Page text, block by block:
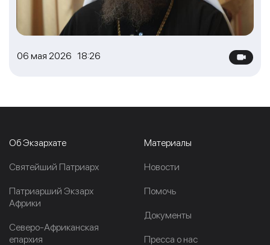
06 мая 2026 18:26
Об Экзархате
Cвятейший Патриарх
Патриарший Экзарх
Африки
Северо-Африканская
епархия
Материалы
Новости
Помочь
Документы
Пресса о нас